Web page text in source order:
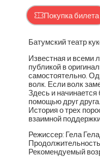
Покупка билета
Батумский театр
Известная и всеми
публикой в
самостоятельно.
волк. Если волк
Здесь и начинается
помощью друг друга.
История о трех
взаимной
Режиссер: Гела
Рекомендуемый